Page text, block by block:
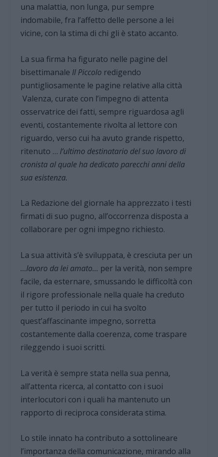
una malattia, non lunga, pur sempre
indomabile, fra l’affetto delle persone a lei
vicine, con la stima di chi gli è stato accanto.
La sua firma ha figurato nelle pagine del
bisettimanale Il Piccolo redigendo
puntigliosamente le pagine relative alla città
Valenza, curate con l’impegno di attenta
osservatrice dei fatti, sempre riguardosa agli
eventi, costantemente rivolta al lettore con
riguardo, verso cui ha avuto grande rispetto,
ritenuto …l‘ultimo destinatario del suo lavoro di
cronista al quale ha dedicato parecchi anni della
sua esistenza.
La Redazione del giornale ha apprezzato i testi
firmati di suo pugno, all’occorrenza disposta a
collaborare per ogni impegno richiesto.
La sua attività s’è sviluppata, è cresciuta per un
…lavoro da lei amato… per la verità, non sempre
facile, da esternare, smussando le difficoltà con
il rigore professionale nella quale ha creduto
per tutto il periodo in cui ha svolto
quest’affascinante impegno, sorretta
costantemente dalla coerenza, come traspare
rileggendo i suoi scritti.
La verità è sempre stata nella sua penna,
all’attenta ricerca, al contatto con i suoi
interlocutori con i quali ha mantenuto un
rapporto di reciproca considerata stima.
Lo stile innato ha contributo a sottolineare
l’importanza della comunicazione, mirando alla